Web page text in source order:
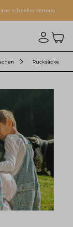
schneller Versand
Rucksäcke